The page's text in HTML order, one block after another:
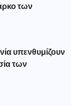
των
υπενθυμίζουν
των